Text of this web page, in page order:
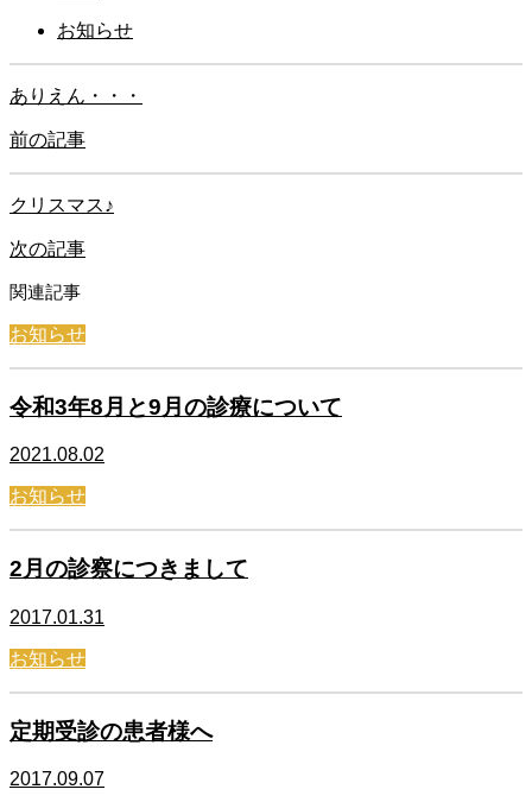
お知らせ
ありえん・・・
前の記事
クリスマス♪
次の記事
関連記事
お知らせ
令和3年8月と9月の診療について
2021.08.02
お知らせ
2月の診察につきまして
2017.01.31
お知らせ
定期受診の患者様へ
2017.09.07